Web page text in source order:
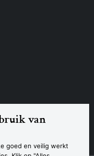
van
goed en veilig werkt